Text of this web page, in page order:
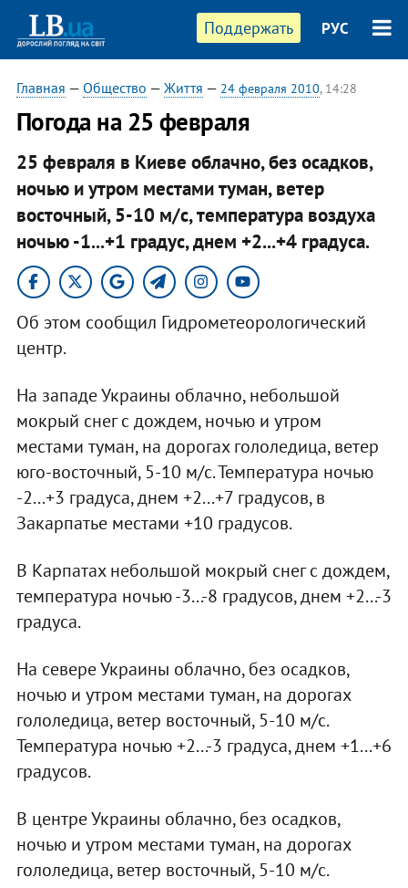
Поддержать РУС
Главная — Общество — Життя — 24 февраля 2010, 14:28
Погода на 25 февраля
25 февраля в Киеве облачно, без осадков,
ночью и утром местами туман, ветер
восточный, 5-10 м/с, температура воздуха
ночью -1...+1 градус, днем +2...+4 градуса.
Об этом сообщил Гидрометеорологический
центр.
На западе Украины облачно, небольшой
мокрый снег с дождем, ночью и утром
местами туман, на дорогах гололедица, ветер
юго-восточный, 5-10 м/с. Температура ночью
-2...+3 градуса, днем +2...+7 градусов, в
Закарпатье местами +10 градусов.
В Карпатах небольшой мокрый снег с дождем,
температура ночью -3...-8 градусов, днем +2...-3
градуса.
На севере Украины облачно, без осадков,
ночью и утром местами туман, на дорогах
гололедица, ветер восточный, 5-10 м/с.
Температура ночью +2...-3 градуса, днем +1...+6
градусов.
В центре Украины облачно, без осадков,
ночью и утром местами туман, на дорогах
гололедица, ветер восточный, 5-10 м/с.